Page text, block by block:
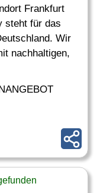
Frankfurt
steht für das
Wir
nachhaltigen,